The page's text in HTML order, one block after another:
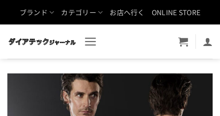
ブランド カテゴリー お店へ行く ONLINE STORE